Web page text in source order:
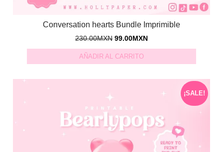
Conversation hearts Bundle Imprimible
230.00MXN 99.00MXN
AÑADIR AL CARRITO
¡SALE!